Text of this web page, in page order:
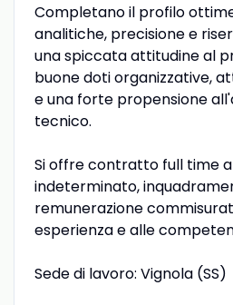
Completano il profilo
analitiche, precisione e
una spiccata attitudine al
buone doti organizzative,
e una forte propensione
tecnico.
Si offre contratto full time
indeterminato,
remunerazione
esperienza e alle
Sede di lavoro: Vignola (SS)